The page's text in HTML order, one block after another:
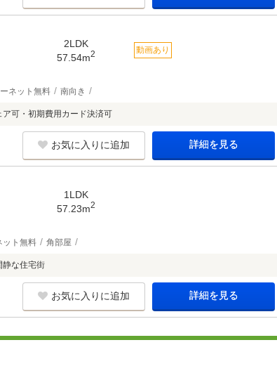
2LDK
57.54m2 動画あり
ネット無料 南向き
可・初期費用カード決済可
お気に入りに追加 詳細を見る
1LDK
57.23m2
ット無料 角部屋
静な住宅街
お気に入りに追加 詳細を見る